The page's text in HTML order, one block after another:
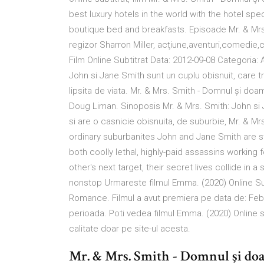
best luxury hotels in the world with the hotel
boutique bed and breakfasts. Episoade Mr. &
regizor Sharron Miller,
Film Online Subtitrat Data: 2012-09-08
John si Jane Smith sunt un cuplu obisnuit, care
lipsita de viata. Mr. & Mrs. Smith - Domnul și
Doug Liman. Sinoposis Mr. & Mrs. Smith: John
si are o casnicie obisnuita, de suburbie, Mr. &
ordinary suburbanites John and Jane Smith are
both coolly lethal, highly-paid assassins
other's next target, their secret lives collide in a
nonstop Urmareste filmul Emma. (2020) Online
Romance. Filmul a avut premiera pe data de:
perioada. Poti vedea filmul Emma. (2020)
calitate doar pe site-ul acesta.
Mr. & Mrs. Smith - Domnul şi